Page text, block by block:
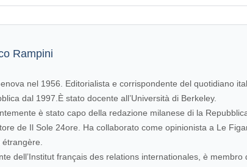
Rampini
nel 1956. Editorialista e corrispondente del quotidiano
dal 1997.È stato docente all’Università di Berkeley.
è stato capo della redazione milanese di la
de Il Sole 24ore. Ha collaborato come opinionista a Le
dell’Institut français des relations internationales, è membro